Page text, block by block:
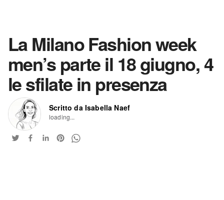
La Milano Fashion week
men’s parte il 18 giugno, 4
le sfilate in presenza
Scritto da Isabella Naef
loading...